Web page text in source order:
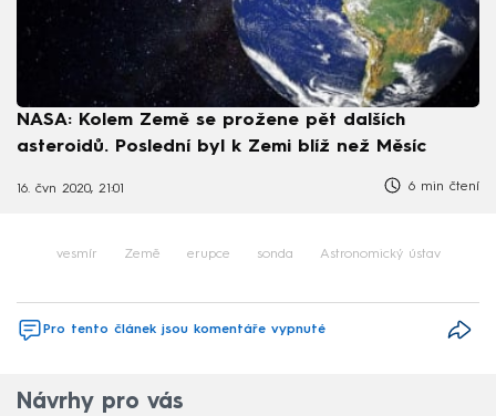
NASA: Kolem Země se prožene pět dalších
asteroidů. Poslední byl k Zemi blíž než Měsíc
16. čvn 2020, 21:01 6 min čtení
vesmír Země erupce sonda Astronomický ústav
Pro tento článek jsou komentáře vypnuté
Návrhy pro vás